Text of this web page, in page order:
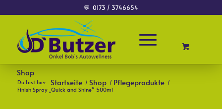
💬 0173 / 3746654
Shop
Du bist hier: Startseite / Shop / Pflegeprodukte /
Finish Spray „Quick and Shine“ 500ml